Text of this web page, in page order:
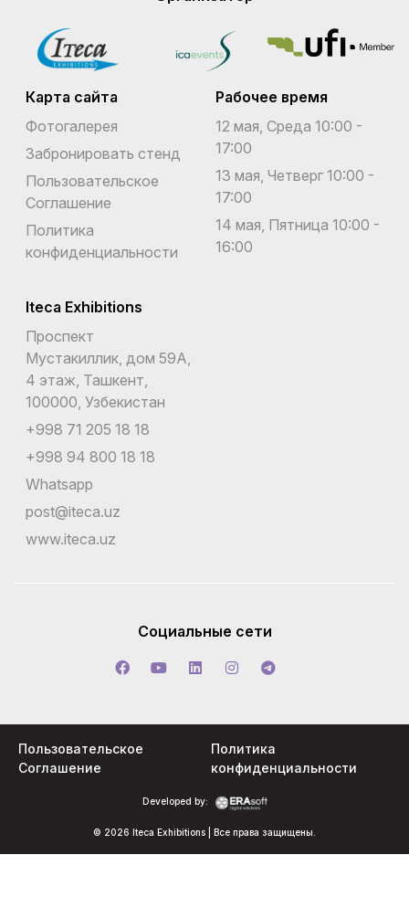
Карта сайта
Фотогалерея
Забронировать стенд
Пользовательское
Соглашение
Политика
конфиденциальности
Рабочее время
12 мая, Среда 10:00 -
17:00
13 мая, Четверг 10:00 -
17:00
14 мая, Пятница 10:00 -
16:00
Iteca Exhibitions
Проспект
Мустакиллик, дом 59А,
4 этаж, Ташкент,
100000, Узбекистан
+998 71 205 18 18
+998 94 800 18 18
Whatsapp
post@iteca.uz
www.iteca.uz
Социальные сети
© 2026 Iteca Exhibitions | Все права защищены.
Developed by:
Пользовательское
Соглашение
Политика
конфиденциальности